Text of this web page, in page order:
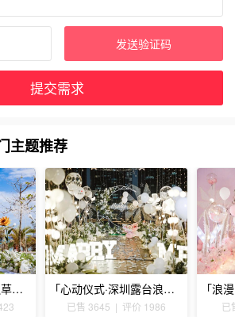
发送验证码
提交需求
主题推荐
「浪漫海边·三亚海边草坪浪漫求婚」 「心动仪式·深圳露台浪漫求婚」
已售 3645 | 评价 1986 已